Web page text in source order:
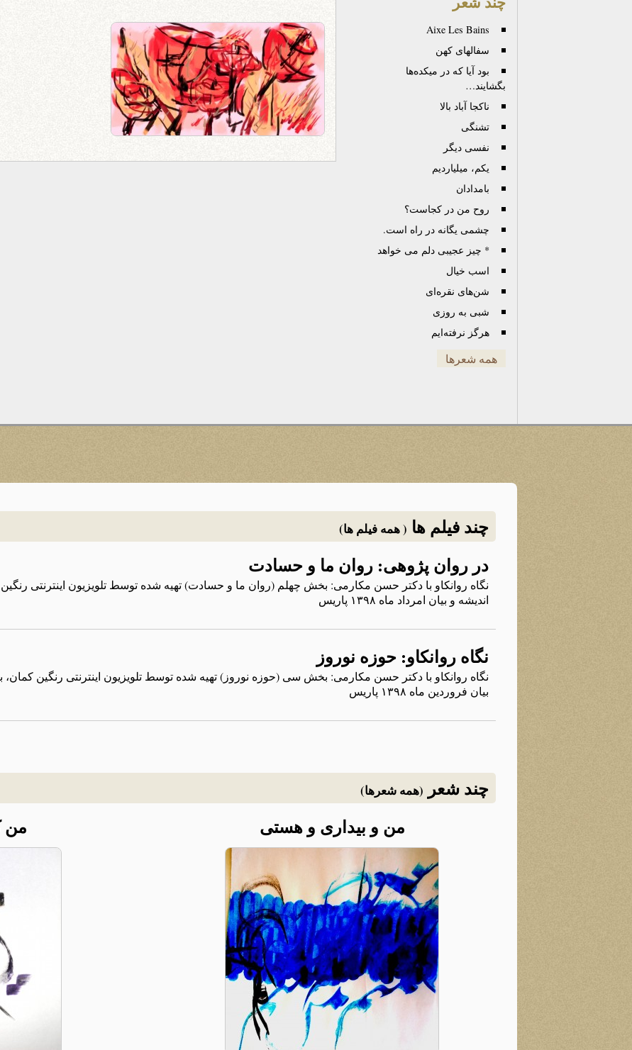
Aixe Les Bains
سفالهای کهن
بود آیا که در میکده‌ها
بگشایند…
ناکجا آباد بالا
تشنگی
نفسی دیگر
یکم، میلیاردیم
بامدادان
روح من در کجاست؟
چشمی یگانه در راه است.
* چیز عجیبی دلم می خواهد
اسب خیال
شن‌های نقره‌ای
شبی به روزی
هرگز نرفته‌ایم
همه شعرها
چند فیلم ها ( همه فیلم ها)
در روان پژوهی: روان ما و حسادت
نگاه روانکاو با دکتر حسن مکارمی: بخش چهلم (روان ما و حسادت) تهیه شده توسط تلویزیون اینترنتی رنگین
اندیشه و بیان امرداد ماه ۱۳۹۸ پاریس
نگاه روانکاو: حوزه نوروز
نگاه روانکاو با دکتر حسن مکارمی: بخش سی (حوزه نوروز) تهیه شده توسط تلویزیون اینترنتی رنگین کمان،
بیان فروردین ماه ۱۳۹۸ پاریس
چند شعر (همه شعرها)
من من و بیداری و هستی